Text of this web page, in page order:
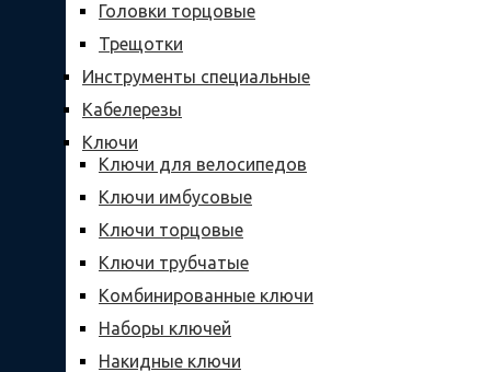
Головки торцовые
Трещотки
Инструменты специальные
Кабелерезы
Ключи
Ключи для велосипедов
Ключи имбусовые
Ключи торцовые
Ключи трубчатые
Комбинированные ключи
Наборы ключей
Накидные ключи